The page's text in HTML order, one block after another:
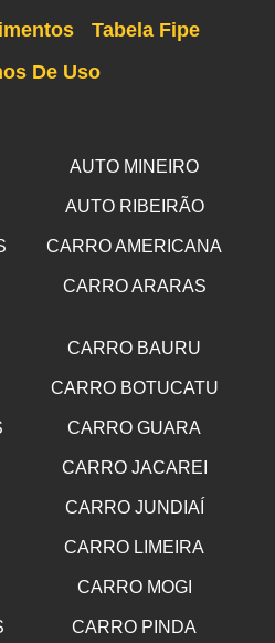
Tabela Fipe
De Uso
AUTO MINEIRO
AUTO RIBEIRÃO
CARRO AMERICANA
CARRO ARARAS
CARRO BAURU
CARRO BOTUCATU
CARRO GUARA
CARRO JACAREI
CARRO JUNDIAÍ
CARRO LIMEIRA
CARRO MOGI
CARRO PINDA